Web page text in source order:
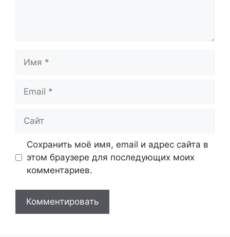
Сохранить моё имя, email и адрес сайта в
этом браузере для последующих моих
комментариев.